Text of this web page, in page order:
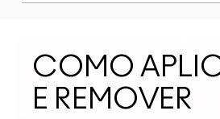
COMO
E REMOVER